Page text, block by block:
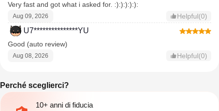
Very fast and got what i asked for. :):):):):):
Aug 09, 2026 Helpful(0)
U7***************YU
Good (auto review)
Aug 08, 2026 Helpful(0)
Perché sceglierci?
10+ anni di fiducia